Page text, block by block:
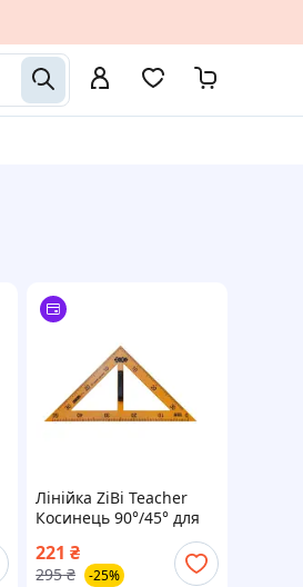
Лінійка ZiBi Teacher
Косинець 90°/45° для
шкільної дошки 50 см,
жовтий (ZB.5639)
221 ₴
295 ₴ -25%